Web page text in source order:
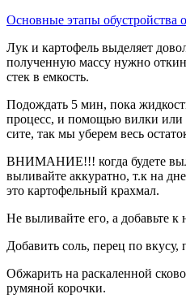
Основные этапы обустройства
Лук и картофель выделяет
полученную массу нужно
стек в емкость.
Подождать 5 мин, пока
процесс, и помощью вилки или
сите, так мы уберем весь
ВНИМАНИЕ!!! когда будете
выливайте аккуратно, т.к на
это картофельный крахмал.
Не выливайте его, а добавьте к
Добавить соль, перец по
Обжарить на раскаленной
румяной корочки.